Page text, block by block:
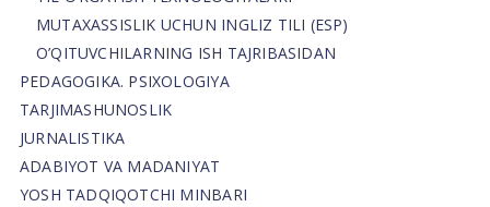
MUTAXASSISLIK UCHUN INGLIZ TILI (ESP)
O’QITUVCHILARNING ISH TAJRIBASIDAN
PEDAGOGIKA. PSIXOLOGIYA
TARJIMASHUNOSLIK
JURNALISTIKA
ADABIYOT VA MADANIYAT
YOSH TADQIQOTCHI MINBARI